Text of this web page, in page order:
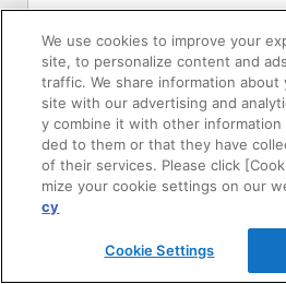
24時間換気システム〈エアスマート
簡易設計見積ソフト
R&Dセンター環境測定・分析サー
商品マスター申し込み
We use cookies to improve your
site, to personalize content and
traffic. We share information
site with our advertising and
y combine it with other information
ded to them or that they have
of their services. Please click
mize your cookie settings on our
cy
Cookie Settings